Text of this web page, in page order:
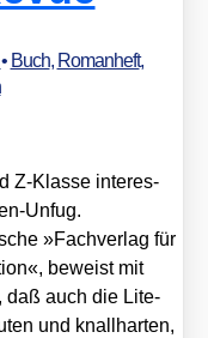
• Buch, Romanheft,
Z‑Klasse inter­es­
Unfug.
»Fach­ver­lag für
beweist mit
daß auch die Lite­
und knall­har­ten,